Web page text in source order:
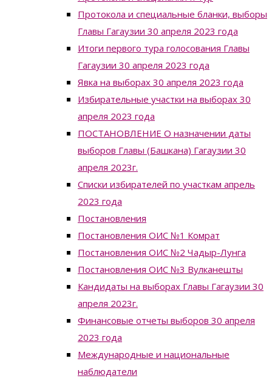
Протокола и специальные бланки, выборы
Главы Гагаузии 30 апреля 2023 года
Итоги первого тура голосования Главы
Гагаузии 30 апреля 2023 года
Явка на выборах 30 апреля 2023 года
Избирательные участки на выборах 30
апреля 2023 года
ПОСТАНОВЛЕНИЕ О назначении даты
выборов Главы (Башкана) Гагаузии 30
апреля 2023г.
Списки избирателей по участкам апрель
2023 года
Постановления
Постановления ОИС №1 Комрат
Постановления ОИС №2 Чадыр-Лунга
Постановления ОИС №3 Вулканешты
Кандидаты на выборах Главы Гагаузии 30
апреля 2023г.
Финансовые отчеты выборов 30 апреля
2023 года
Международные и национальные
наблюдатели